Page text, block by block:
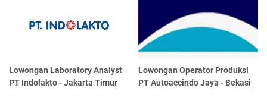
Lowongan Laboratory Analyst
PT Indolakto - Jakarta Timur
Lowongan Operator Produksi
PT Autoaccindo Jaya - Bekasi